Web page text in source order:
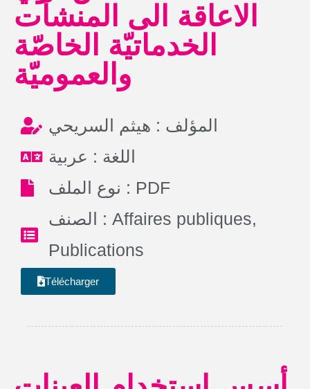
الاعاقة الى المنشآت
الخدماتيّة الخاصّة
والعموميّة
المؤلف : هيثم السريحي
اللغة : عربية
نوع الملف : PDF
الصنف : Affaires publiques,
Publications
Télécharger